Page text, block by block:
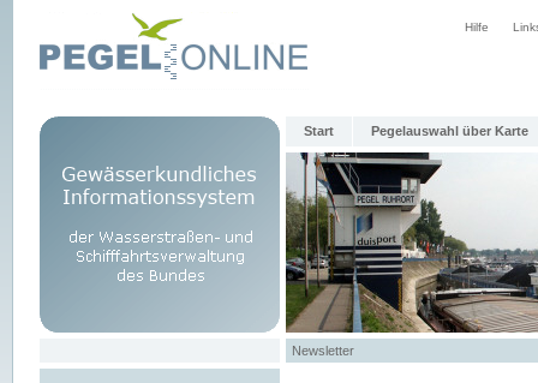
Hilfe
Start Pegelauswahl über Karte
Newsletter